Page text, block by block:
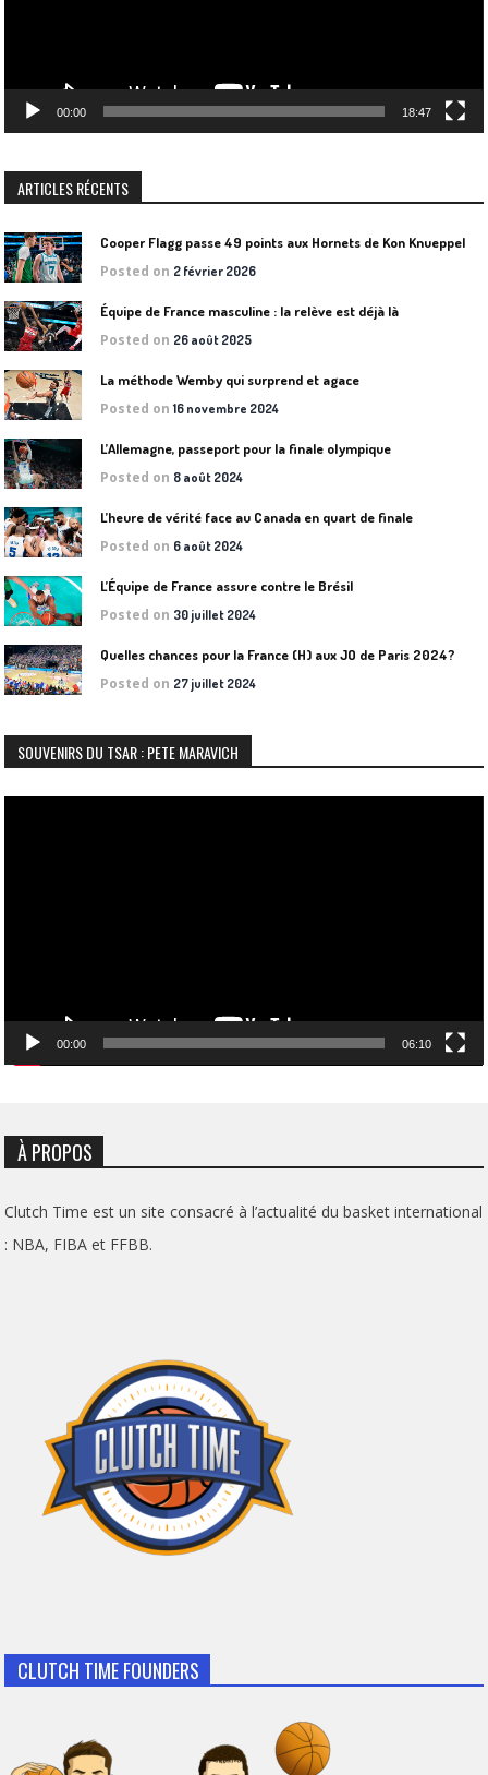
00:00 18:47
ARTICLES RÉCENTS
Cooper Flagg passe 49 points aux Hornets de Kon Knueppel
Posted on 2 février 2026
Équipe de France masculine : la relève est déjà là
Posted on 26 août 2025
La méthode Wemby qui surprend et agace
Posted on16 novembre 2024
L’Allemagne, passeport pour la finale olympique
Posted on 8 août 2024
L’heure de vérité face au Canada en quart de finale
Posted on 6 août 2024
L’Équipe de France assure contre le Brésil
Posted on 30 juillet 2024
Quelles chances pour la France (H) aux JO de Paris 2024?
Posted on 27 juillet 2024
SOUVENIRS DU TSAR : PETE MARAVICH
00:00 06:10
À PROPOS
Clutch Time est un site consacré à l’actualité du basket international
: NBA, FIBA et FFBB.
CLUTCH TIME FOUNDERS